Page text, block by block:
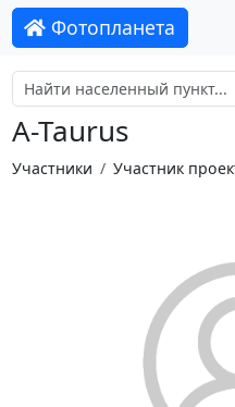
Фотопланета
A-Taurus
Участники Участник